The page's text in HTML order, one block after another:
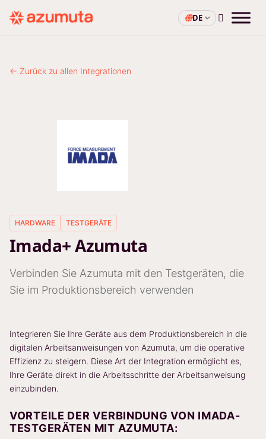
DE
← Zurück zu allen Integrationen
HARDWARE TESTGERÄTE
Imada+ Azumuta
Verbinden Sie Azumuta mit den Testgeräten, die
Sie im Produktionsbereich verwenden
Integrieren Sie Ihre Geräte aus dem Produktionsbereich in die
digitalen Arbeitsanweisungen von Azumuta, um die operative
Effizienz zu steigern. Diese Art der Integration ermöglicht es,
Ihre Geräte direkt in die Arbeitsschritte der Arbeitsanweisung
einzubinden.
VORTEILE DER VERBINDUNG VON IMADA-
TESTGERÄTEN MIT AZUMUTA: